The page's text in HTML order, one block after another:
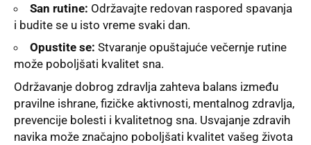
San rutine: Održavajte redovan raspored spavanja
i budite se u isto vreme svaki dan.
Opustite se: Stvaranje opuštajuće večernje rutine
može poboljšati kvalitet sna.
Održavanje dobrog zdravlja zahteva balans između
pravilne ishrane, fizičke aktivnosti, mentalnog zdravlja,
prevencije bolesti i kvalitetnog sna. Usvajanje zdravih
navika može značajno poboljšati kvalitet vašeg života